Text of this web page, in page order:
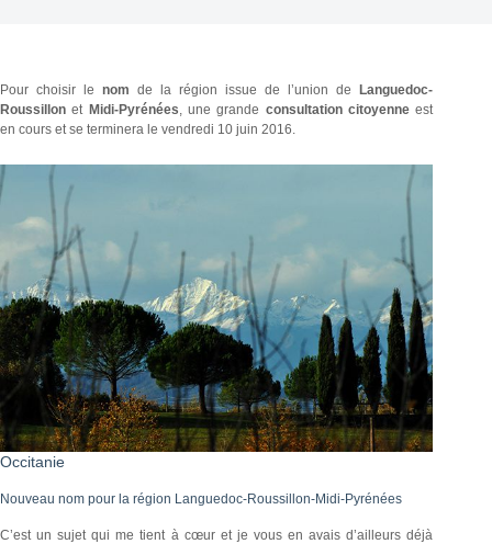
Pour choisir lenom de la région issue de l’union de Languedoc-
Roussillon et Midi-Pyrénées, une grande consultation citoyenneest
en cours et se terminera le vendredi 10 juin 2016.
Occitanie
Nouveau nom pour la région Languedoc-Roussillon-Midi-Pyrénées
C’est un sujet qui me tient à cœur et je vous en avais d’ailleurs déjà